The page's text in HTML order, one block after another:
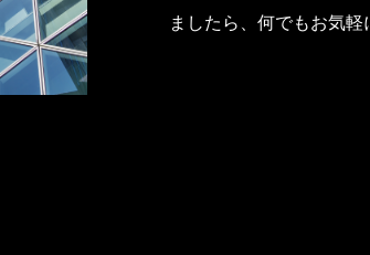
ましたら、何でもお気